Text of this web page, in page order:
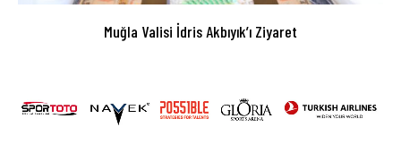
Muğla Valisi İdris Akbıyık’ı Ziyaret